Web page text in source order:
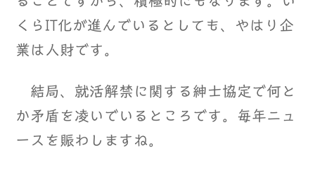
くらIT化が進んでいるとしても、やはり企
業は人財です。
結局、就活解禁に関する紳士協定で何と
か矛盾を凌いでいるところです。毎年ニュ
ースを賑わしますね。